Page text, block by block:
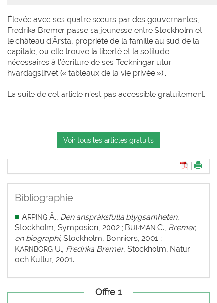
Élevée avec ses quatre sœurs par des gouvernantes,
Fredrika Bremer passe sa jeunesse entre Stockholm et
le château d’Årsta, propriété de la famille au sud de la
capitale, où elle trouve la liberté et la solitude
nécessaires à l’écriture de ses Teckningar utur
hvardagslifvet (« tableaux de la vie privée »)...
La suite de cet article n'est pas accessible gratuitement.
Voir tous les articles gratuits
Bibliographie
■ ARPING Å., Den anspråksfulla blygsamheten,
Stockholm, Symposion, 2002 ; BURMAN C., Bremer,
en biographi, Stockholm, Bonniers, 2001 ;
KÄRNBORG U., Fredrika Bremer, Stockholm, Natur
och Kultur, 2001.
Offre 1